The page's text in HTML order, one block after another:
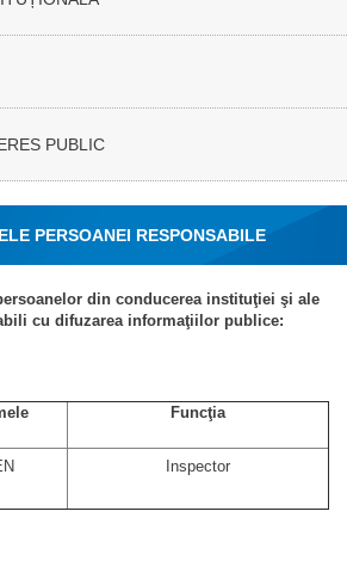
PUBLIC
PERSOANEI RESPONSABILE
din conducerea instituţiei şi ale
cu difuzarea informaţiilor publice:
Funcţia
Inspector